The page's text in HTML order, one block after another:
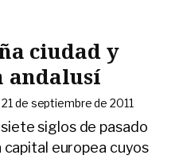
ciudad y
andalusí
21 de septiembre de 2011
siglos de pasado
capital europea cuyos